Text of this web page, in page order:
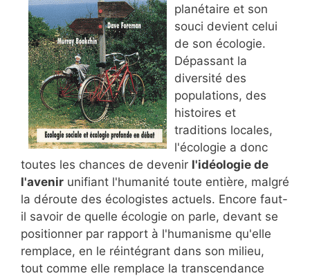
planétaire et son
souci devient celui
de son écologie.
Dépassant la
diversité des
populations, des
histoires et
traditions locales,
l'écologie a donc
toutes les chances de devenir l'idéologie de
l'avenir unifiant l'humanité toute entière, malgré
la déroute des écologistes actuels. Encore faut-
il savoir de quelle écologie on parle, devant se
positionner par rapport à l'humanisme qu'elle
remplace, en le réintégrant dans son milieu,
tout comme elle remplace la transcendance